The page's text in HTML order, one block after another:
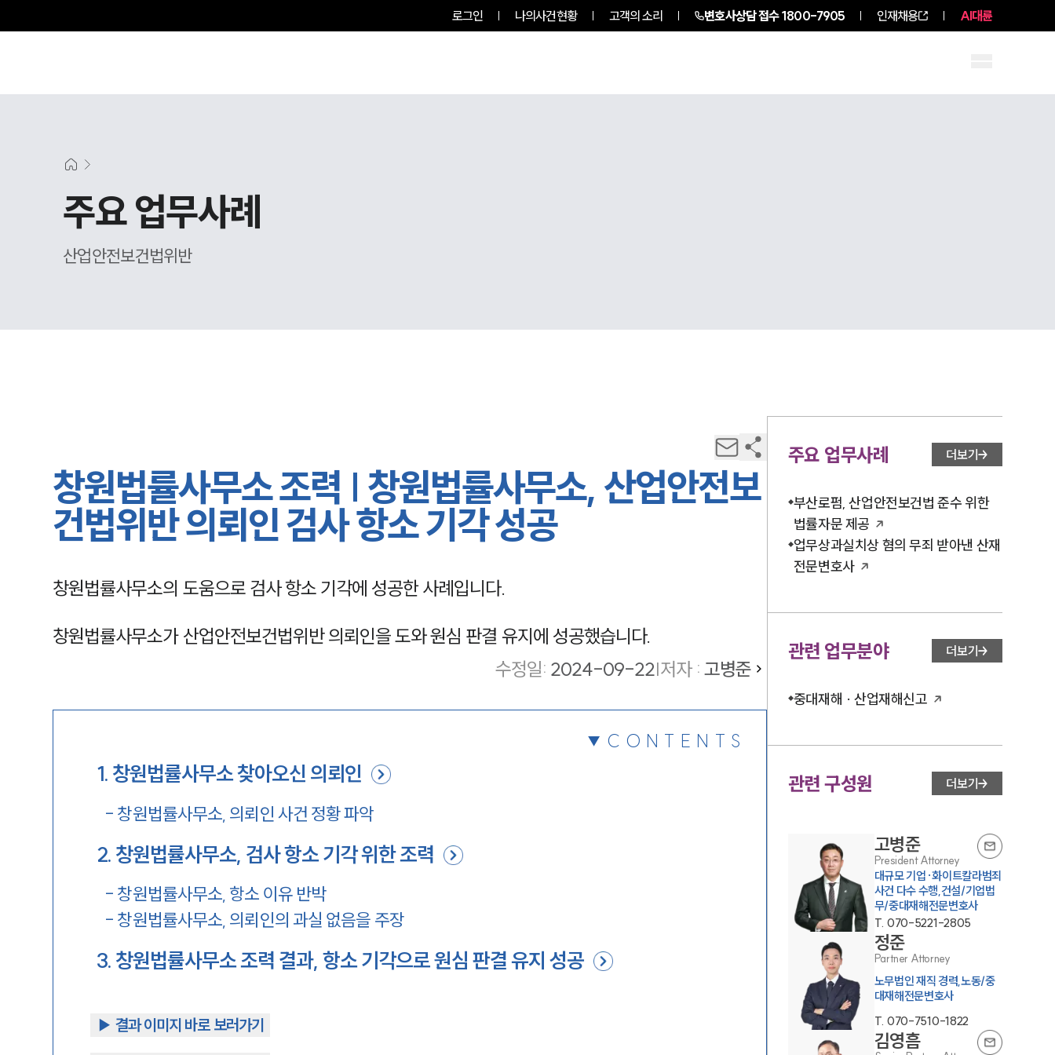
로그인 나의사건현황 고객의 소리 변호사상담 접수1800-7905 인재채용 AI대륜
주요 업무사례
산업안전보건법위반
창원법률사무소 조력 | 창원법률사무소, 산업안전보
건법위반 의뢰인 검사 항소 기각 성공
창원법률사무소의 도움으로 검사 항소 기각에 성공한 사례입니다.
창원법률사무소가 산업안전보건법위반 의뢰인을 도와 원심 판결 유지에 성공했습니다.
수정일: 2024-09-22|저자 : 고병준
CONTENTS
1. 창원법률사무소 찾아오신 의뢰인
- 창원법률사무소, 의뢰인 사건 정황 파악
2. 창원법률사무소, 검사 항소 기각 위한 조력
- 창원법률사무소, 항소 이유 반박
- 창원법률사무소, 의뢰인의 과실 없음을 주장
3. 창원법률사무소 조력 결과, 항소 기각으로 원심 판결 유지 성공
▶︎ 결과 이미지 바로 보러가기
주요 업무사례 더보기
부산로펌, 산업안전보건법 준수 위한
법률자문 제공
업무상과실치상 혐의 무죄 받아낸 산재
전문변호사
관련 업무분야 더보기
중대재해 · 산업재해신고
관련 구성원 더보기
고병준
President Attorney
대규모 기업·화이트칼라범죄
사건 다수 수행,건설/기업법
무/중대재해전문변호사
T. 070-5221-2805
정준
Partner Attorney
노무법인 재직 경력,노동/중
대재해전문변호사
T. 070-7510-1822
김영흠